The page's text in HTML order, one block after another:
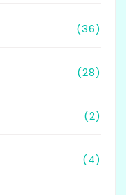
(36)
(28)
(2)
(4)